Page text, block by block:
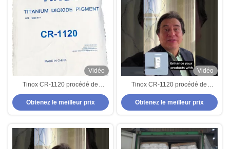
Vidéo
Tinox CR-1120 procédé de
chlorure Dioxyde de titane Rutile
TiO2 Pigment
Obtenez le meilleur prix
Vidéo
Tinox CR-1120 procédé de
chlorure Dioxyde de titane Rutile
TiO2 Pigment
Obtenez le meilleur prix